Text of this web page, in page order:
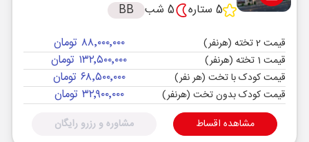
5 ستاره
5 شب BB
قیمت 2 تخته (هرنفر) ۸۸٬۰۰۰٬۰۰۰ تومان
قیمت 1 تخته (هرنفر) ۱۳۲٬۵۰۰٬۰۰۰ تومان
قیمت کودک با تخت (هر نفر) ۶۸٬۵۰۰٬۰۰۰ تومان
قیمت کودک بدون تخت (هرنفر) ۳۲٬۹۰۰٬۰۰۰ تومان
مشاهده اقساط مشاوره و رزرو رایگان